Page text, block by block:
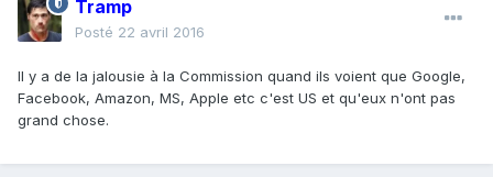
Tramp
Posté 22 avril 2016
Il y a de la jalousie à la Commission quand ils voient que Google,
Facebook, Amazon, MS, Apple etc c'est US et qu'eux n'ont pas
grand chose.